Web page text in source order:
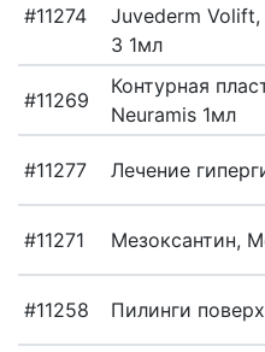
#11274
Juvederm
3 1мл
#11269
Контурная
Neuramis 1мл
#11277 Лечение
#11271 Мезоксантин,
#11258 Пилинги